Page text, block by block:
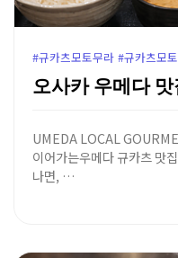
UMEDA LOCAL
이어가는우메다 규카츠 맛
나면, …